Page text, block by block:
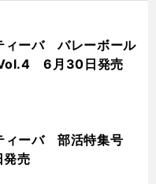
ィーバ バレーボール
6月30日発売
ィーバ 部活特集号
売